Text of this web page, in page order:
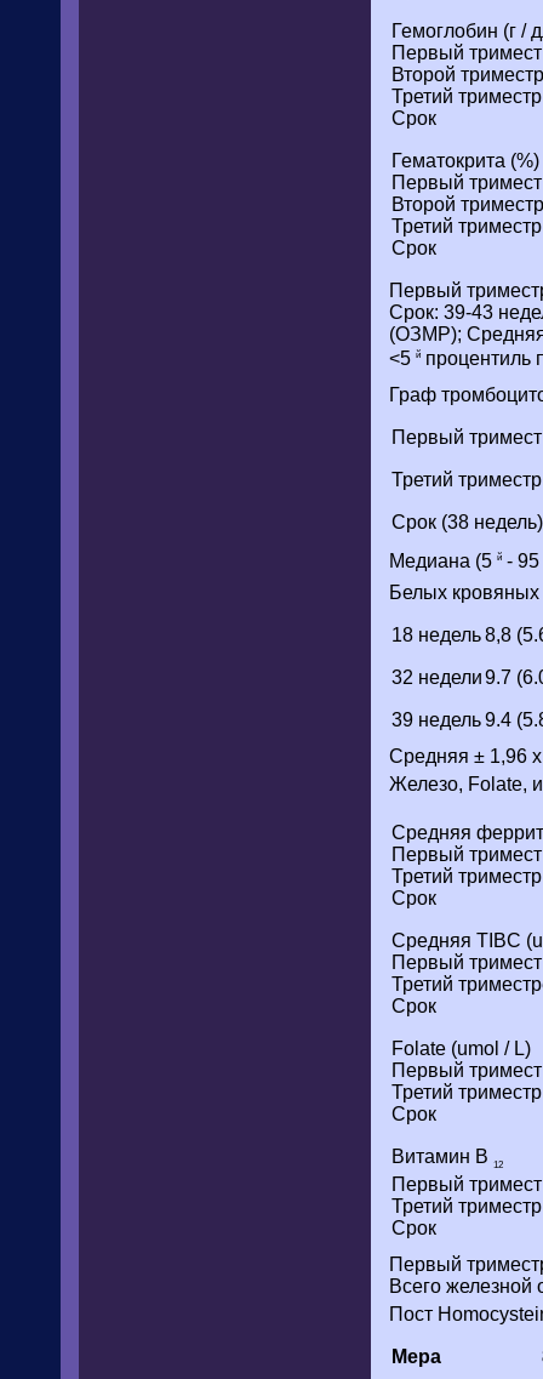
Гемоглобин (г /
Первый
Второй триместр
Третий триместр
Срок
Гематокрита (%)
Первый
Второй триместр
Третий триместр
Срок
Первый
Срок: 39-43
(ОЗМР); Средняя
<5 й процентиль
Граф
Первый
Третий
Срок (38 недель)
Медиана (5 й - 95
Белых
18 недель8,8
32 недели9.7
39 недель9.4
Средняя ± 1,96
Железо, Folate,
Средняя
Первый
Третий триместр
Срок
Средняя TIBC
Первый
Третий
Срок
Folate (umol / L)
Первый
Третий триместр
Срок
Витамин B 12
Первый
Третий триместр
Срок
Первый
Всего железной
Пост
Мера